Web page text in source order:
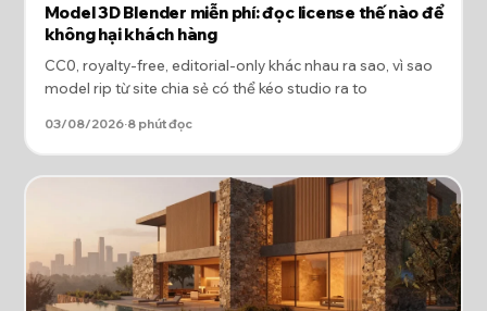
Model 3D Blender miễn phí: đọc license thế nào để
không hại khách hàng
CC0, royalty-free, editorial-only khác nhau ra sao, vì sao
model rip từ site chia sẻ có thể kéo studio ra to
03/08/2026·8 phút đọc